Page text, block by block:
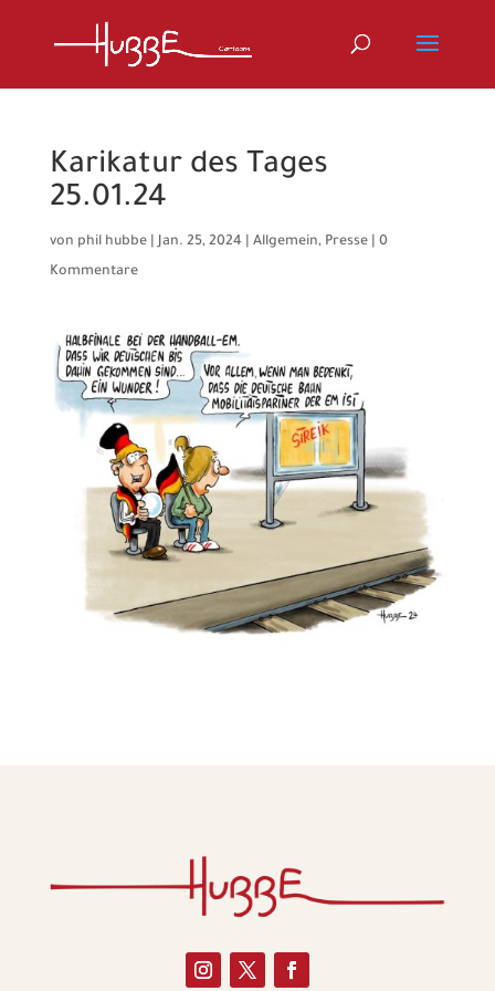
Karikatur des Tages
25.01.24
von phil hubbe|Jan. 25, 2024| Allgemein, Presse| 0
Kommentare